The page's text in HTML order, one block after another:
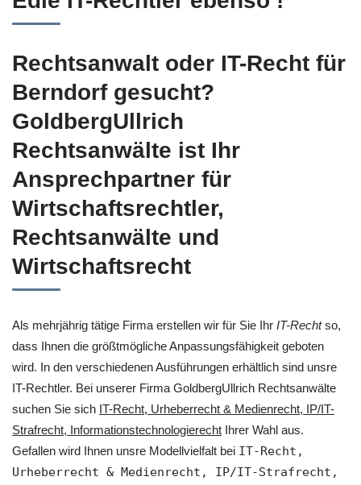
Rechtsanwalt oder IT-Recht für
Berndorf gesucht?
GoldbergUllrich
Rechtsanwälte ist Ihr
Ansprechpartner für
Wirtschaftsrechtler,
Rechtsanwälte und
Wirtschaftsrecht
Als mehrjährig tätige Firma erstellen wir für Sie Ihr IT-Rechtso,
dass Ihnen die größtmögliche Anpassungsfähigkeit geboten
wird. In den verschiedenen Ausführungen erhältlich sind unsre
IT-Rechtler. Bei unserer Firma GoldbergUllrich Rechtsanwälte
suchen Sie sich IT-Recht, Urheberrecht & Medienrecht, IP/IT-
Strafrecht, Informationstechnologierecht Ihrer Wahl aus.
Gefallen wird Ihnen unsre Modellvielfalt bei IT-Recht,
Urheberrecht & Medienrecht, IP/IT-Strafrecht,